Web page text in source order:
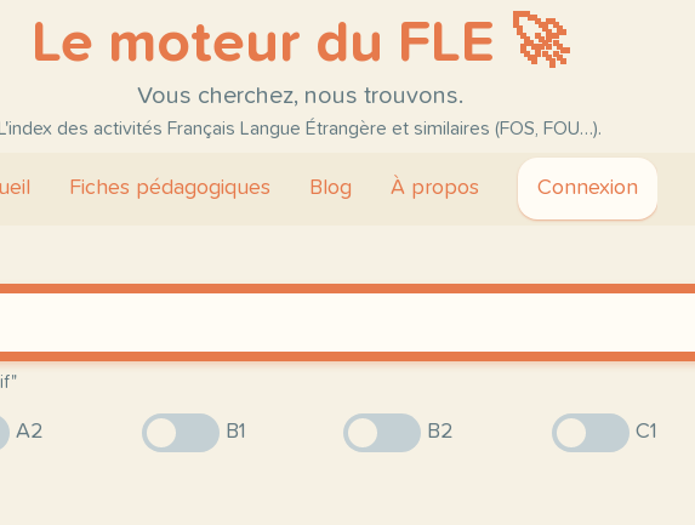
Le moteur du FLE 🚀
Vous cherchez, nous trouvons.
L'index des activités Français Langue Étrangère et similaires (FOS, FOU…).
Fiches pédagogiques Blog À propos Connexion
A2 B1 B2 C1